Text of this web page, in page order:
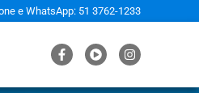
e WhatsApp: 51 3762-1233